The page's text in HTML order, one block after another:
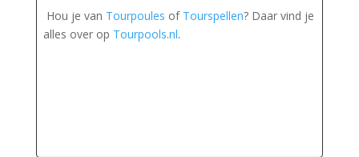
Hou je van Tourpoules of Tourspellen? Daar vind je
alles over op Tourpools.nl.